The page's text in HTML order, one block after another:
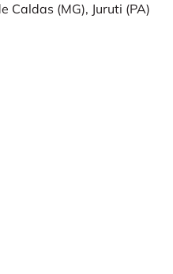
Caldas (MG), Juruti (PA)